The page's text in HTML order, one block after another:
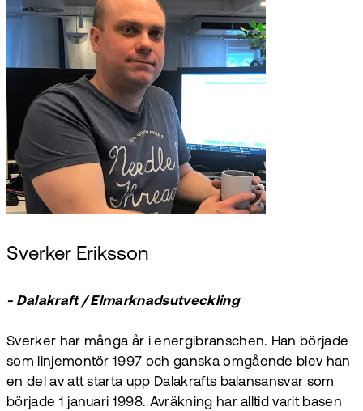
Sverker Eriksson
- Dalakraft / Elmarknadsutveckling
Sverker har många år i energibranschen. Han började
som linjemontör 1997 och ganska omgående blev han
en del av att starta upp Dalakrafts balansansvar som
började 1 januari 1998. Avräkning har alltid varit basen